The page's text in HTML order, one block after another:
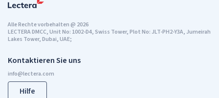
Kontaktieren Sie uns
Hilfe
Alle Rechte vorbehalten@ 2026
LECTERA DMCC, Unit No: 1002-D4, Swiss Tower, Plot No: JLT-PH2-Y3A, Jumeirah
Lakes Tower, Dubai, UAE;